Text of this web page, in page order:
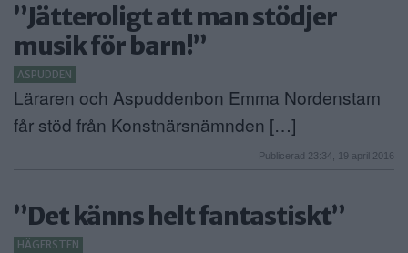
”Jätteroligt att man stödjer
musik för barn!”
ASPUDDEN
Läraren och Aspuddenbon Emma Nordenstam
får stöd från Konstnärsnämnden […]
Publicerad 23:34, 19 april 2016
”Det känns helt fantastiskt”
HÄGERSTEN